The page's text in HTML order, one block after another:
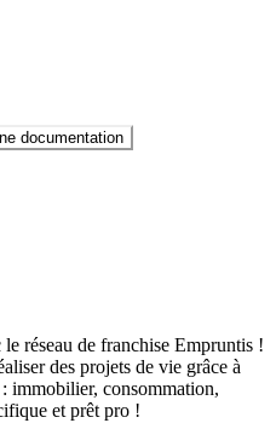
documentation
réseau de franchise Empruntis !
des projets de vie grâce à
immobilier, consommation,
et prêt pro !